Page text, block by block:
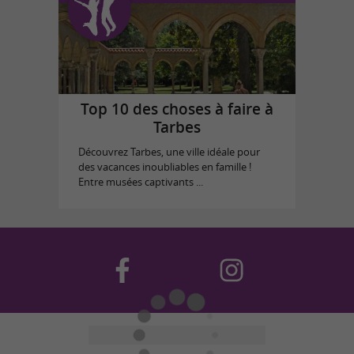
Top 10 des choses à faire à
Tarbes
Découvrez Tarbes, une ville idéale pour
des vacances inoubliables en famille !
Entre musées captivants ...